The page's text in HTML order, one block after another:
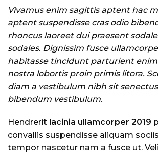
Vivamus enim sagittis aptent hac
aptent suspendisse cras odio
rhoncus laoreet dui praesent
sodales. Dignissim fusce
habitasse tincidunt parturient
nostra lobortis proin primis litora.
diam a vestibulum nibh sit
bibendum vestibulum.
Hendrerit lacinia ullamcorper 2019
convallis suspendisse aliquam
tempor nascetur nam a fusce ut.